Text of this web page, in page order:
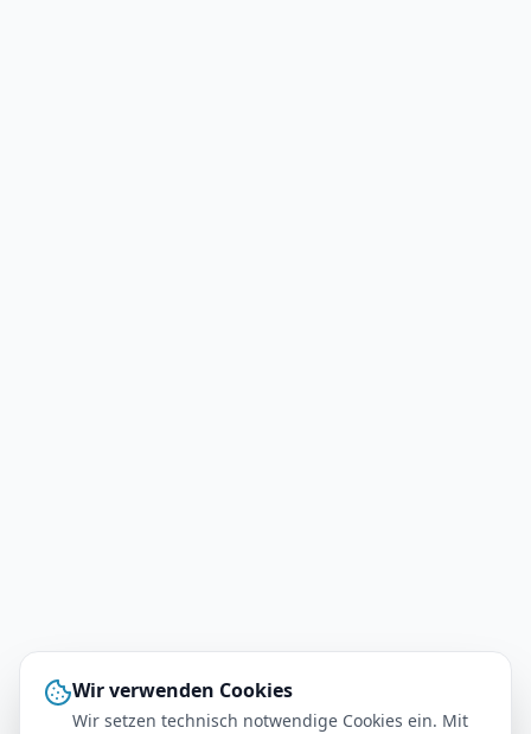
Wir verwenden Cookies
Wir setzen technisch notwendige Cookies ein. Mit